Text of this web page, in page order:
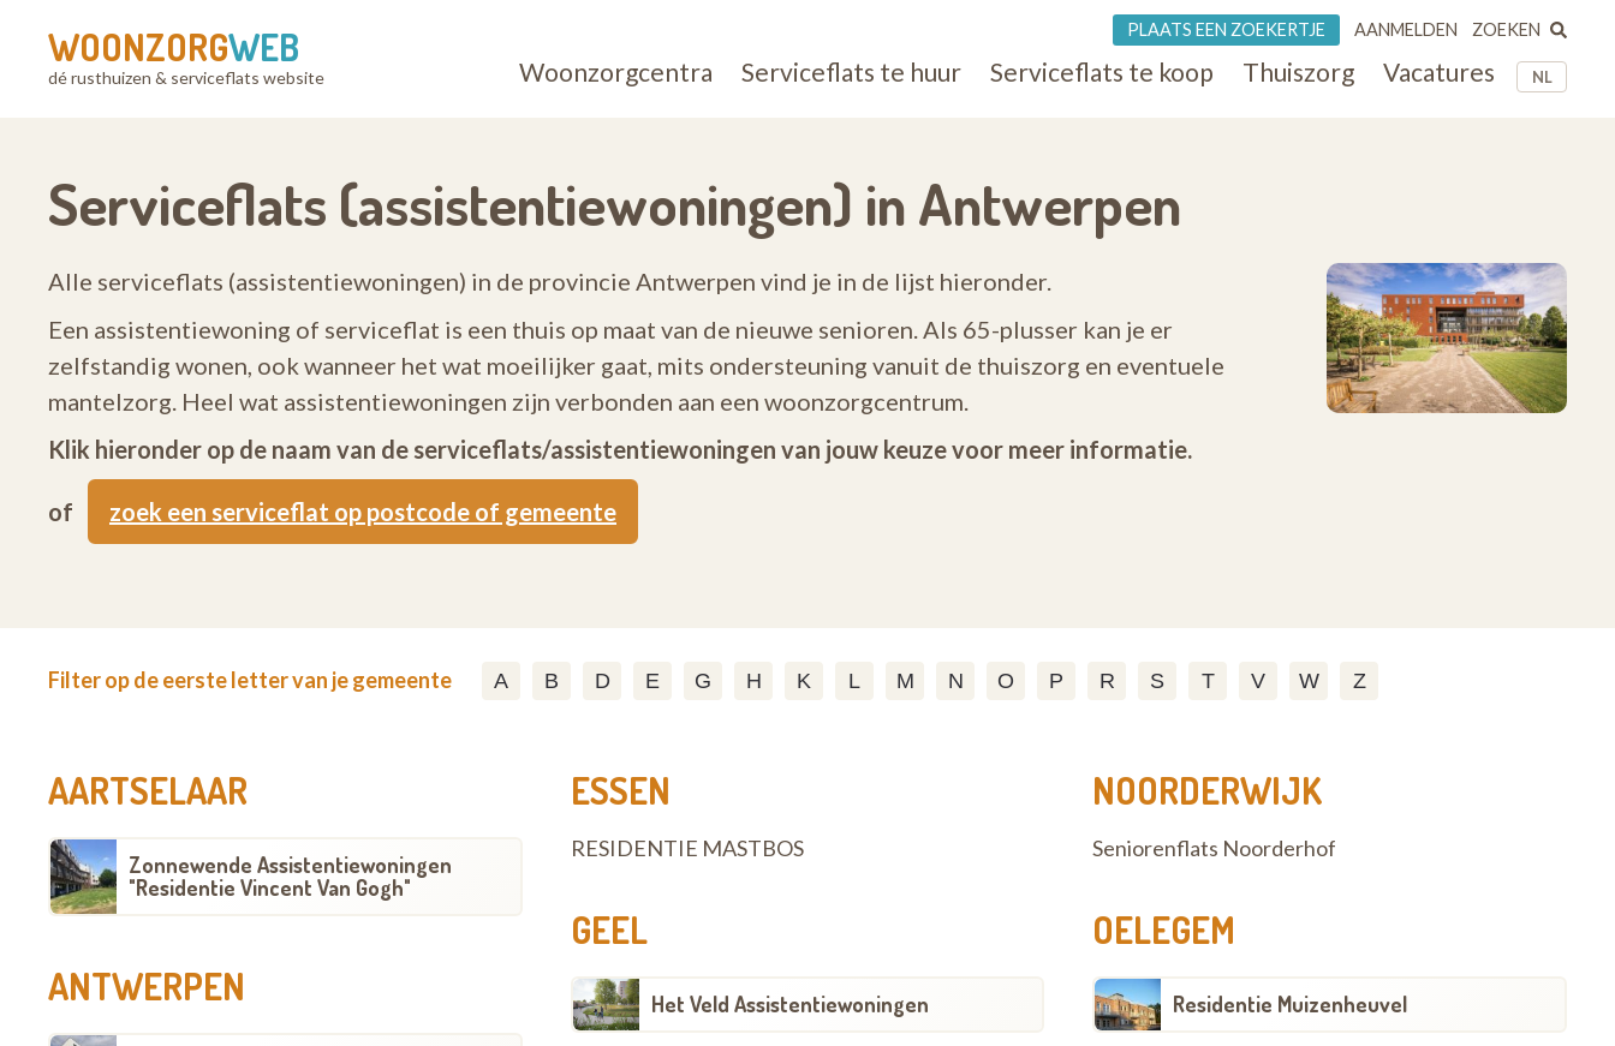
WOONZORGWEB
dé rusthuizen & serviceflats website NL
Woonzorgcentra Serviceflats te huur Serviceflats te koop Thuiszorg Vacatures
PLAATS EEN ZOEKERTJE AANMELDEN ZOEKEN
Serviceflats (assistentiewoningen) in Antwerpen
Alle serviceflats (assistentiewoningen) in de provincie Antwerpen vind je in de lijst hieronder.
Een assistentiewoning of serviceflat is een thuis op maat van de nieuwe senioren. Als 65-plusser kan je er
zelfstandig wonen, ook wanneer het wat moeilijker gaat, mits ondersteuning vanuit de thuiszorg en eventuele
mantelzorg. Heel wat assistentiewoningen zijn verbonden aan een woonzorgcentrum.
Klik hieronder op de naam van de serviceflats/assistentiewoningen van jouw keuze voor meer informatie.
of zoek een serviceflat op postcode of gemeente
Filter op de eerste letter van je gemeente A B D E G H K L M N O P R S T V W Z
AARTSELAAR
Zonnewende Assistentiewoningen
"Residentie Vincent Van Gogh"
ANTWERPEN
ESSEN
RESIDENTIE MASTBOS
GEEL
Het Veld Assistentiewoningen
NOORDERWIJK
Seniorenflats Noorderhof
OELEGEM
Residentie Muizenheuvel